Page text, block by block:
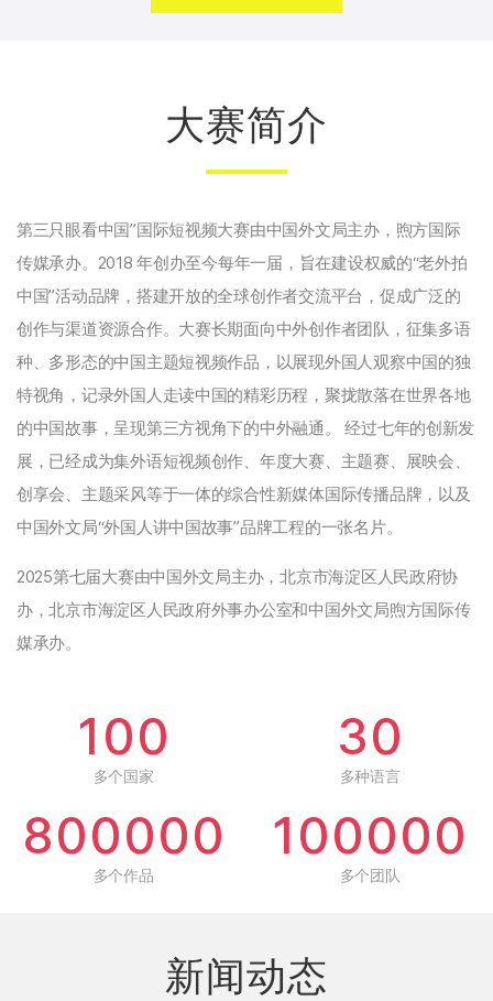
大赛简介
第三只眼看中国”国际短视频大赛由中国外文局主办，煦方国际
传媒承办。2018 年创办至今每年一届，旨在建设权威的“老外拍
中国”活动品牌，搭建开放的全球创作者交流平台，促成广泛的
创作与渠道资源合作。大赛长期面向中外创作者团队，征集多语
种、多形态的中国主题短视频作品，以展现外国人观察中国的独
特视角，记录外国人走读中国的精彩历程，聚拢散落在世界各地
的中国故事，呈现第三方视角下的中外融通。 经过七年的创新发
展，已经成为集外语短视频创作、年度大赛、主题赛、展映会、
创享会、主题采风等于一体的综合性新媒体国际传播品牌，以及
中国外文局“外国人讲中国故事”品牌工程的一张名片。
2025第七届大赛由中国外文局主办，北京市海淀区人民政府协
办，北京市海淀区人民政府外事办公室和中国外文局煦方国际传
媒承办。
100
多个国家
30
多种语言
800000
多个作品
100000
多个团队
新闻动态